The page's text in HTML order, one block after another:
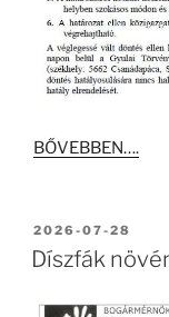
BŐVEBBEN….
BEKÜLDVE:
2026-07-28
Díszfák